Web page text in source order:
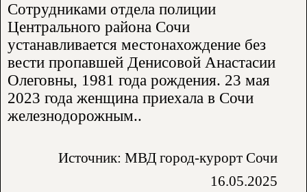
Сотрудниками отдела полиции
Центрального района Сочи
устанавливается местонахождение без
вести пропавшей Денисовой Анастасии
Олеговны, 1981 года рождения. 23 мая
2023 года женщина приехала в Сочи
железнодорожным..
Источник: МВД город-курорт Сочи
16.05.2025